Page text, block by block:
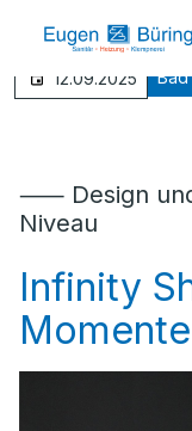
12.09.2025 Bad
⸺ Design und
Niveau
Infinity